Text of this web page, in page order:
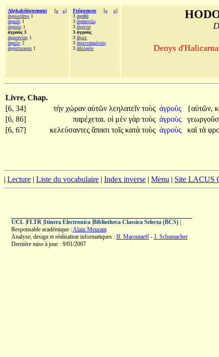
Alphabétiquement [« »]
ἀγριωτάτῳ 1
ἀγροῖς 1
ἀγρούς 1
ἀγροὺς 3
ἀγρυπνίας 1
ἀγρῶν 2
ἀγχίστροφοι 1
Fréquences [« »]
3 ἀγαθὰ
3 ἀγαπητῶς
3 ἄγοντα
3 ἀγροὺς
3 ἄγων
3 ἀγωνισαμένοις
3 ἀδελφὸν Denys
Livre, Chap.
[6, 34]
τὴν χώραν αὐτῶν λεηλατεῖν τοὺς ἀγροὺς {αὐτῶν,
[6, 86]
παρέχεται. οἱ μὲν γὰρ τοὺς ἀγροὺς
[6, 67]
κελεύσαντες ἅπασι τοῖς κατὰ τοὺς ἀγροὺς καὶ τὰ
| Lecture | Liste du vocabulaire | Index inverse | Menu | Site LACUS
UCL| FLTR| Itinera Electronica| Bibliotheca Classica Selecta (BCS)|
Responsable académique :Alain Meurant
Analyse, design et réalisation informatiques : B. Maroutaeff- J. Schumacher
Dernière mise à jour : 9/01/2007